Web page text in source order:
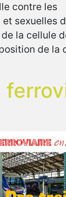
contre les
sexuelles
la cellule
de la